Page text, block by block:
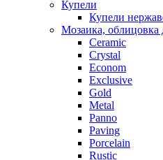
Купели
Купели
Мозаика, облицовка
Ceramic
Crystal
Econom
Exclusive
Gold
Metal
Panno
Paving
Porcelain
Rustic